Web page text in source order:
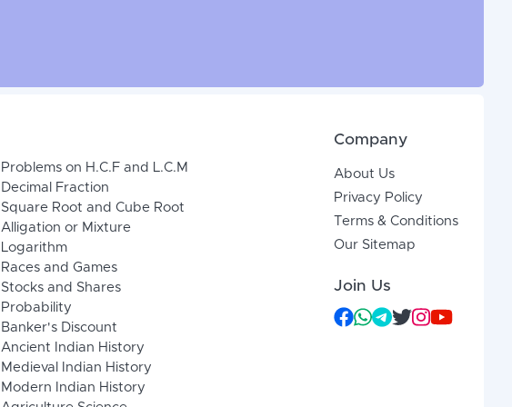
Problems on H.C.F and L.C.M
Decimal Fraction
Square Root and Cube Root
Alligation or Mixture
Logarithm
Races and Games
Stocks and Shares
Probability
Banker's Discount
Ancient Indian History
Medieval Indian History
Modern Indian History
Company
About Us
Privacy Policy
Terms & Conditions
Our Sitemap
Join Us